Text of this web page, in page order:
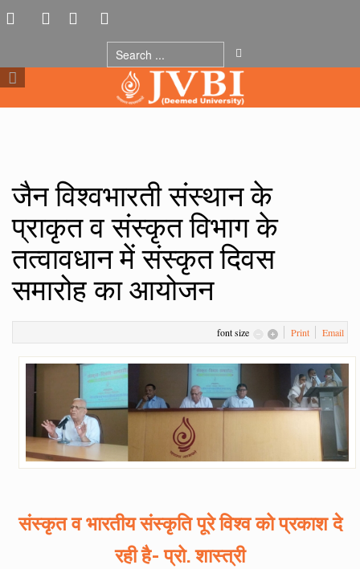
जैन विश्वभारती संस्थान के
प्राकृत व संस्कृत विभाग के
तत्वावधान में संस्कृत दिवस
समारोह का आयोजन
font size Print Email
संस्कृत व भारतीय संस्कृति पूरे विश्व को प्रकाश दे
रही है- प्रो. शास्त्री